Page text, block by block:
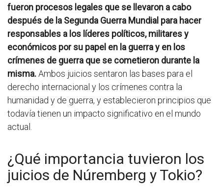
fueron procesos legales que se llevaron a cabo
después de la Segunda Guerra Mundial para hacer
responsables a los líderes políticos, militares y
económicos por su papel en la guerra y en los
crímenes de guerra que se cometieron durante la
misma.Ambos juicios sentaron las bases para el
derecho internacional y los crímenes contra la
humanidad y de guerra, y establecieron principios que
todavía tienen un impacto significativo en el mundo
actual.
¿Qué importancia tuvieron los
juicios de Núremberg y Tokio?